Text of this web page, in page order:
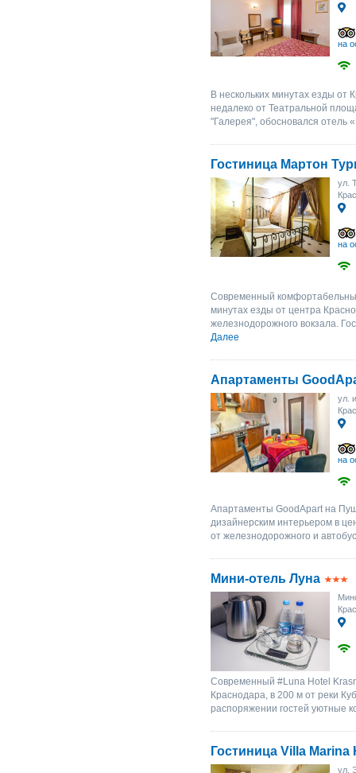
на
В нескольких минутах езды от
недалеко от Театральной
"Галерея", обосновался отель
Гостиница Мартон
ул.
на
Современный
минутах езды от центра
железнодорожного вокзала.
Далее
Апартаменты
ул.
на
Апартаменты GoodApart на
дизайнерским интерьером в
от железнодорожного и
Мини-отель Луна
Современный #Luna Hotel
Краснодара, в 200 м от реки
распоряжении гостей уютные
Гостиница Villa Marina
ул.